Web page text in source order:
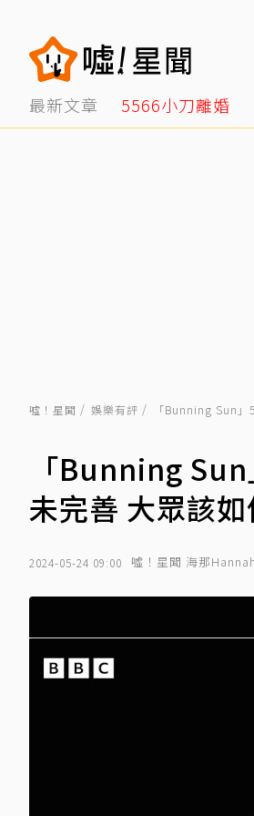
最新文章 5566小刀離婚
噓！星聞 娛樂有評 「Bunning Sun
「Bunning
未完善 大眾該如
2024-05-24 09:00 噓！星聞 海那Hannah